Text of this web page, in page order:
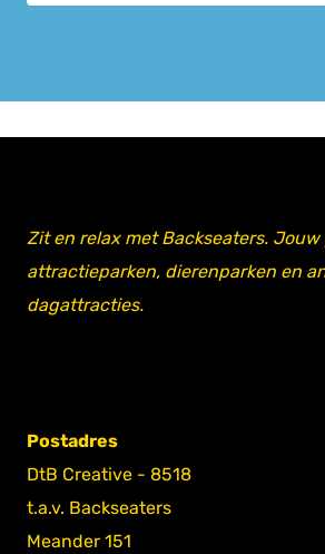
Zit en relax met Backseaters. Jouw
attractieparken, dierenparken en
dagattracties.
Postadres
DtB Creative - 8518
t.a.v. Backseaters
Meander 151